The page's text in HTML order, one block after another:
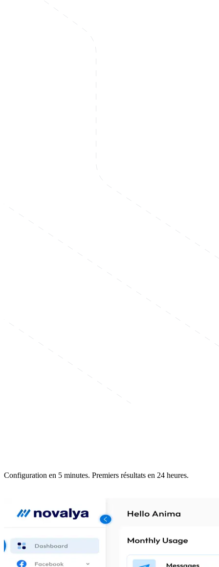
Configuration en 5 minutes. Premiers résultats en 24 heures.